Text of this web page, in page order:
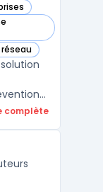
catégorie
catégorie
réseau
catégorie
complète